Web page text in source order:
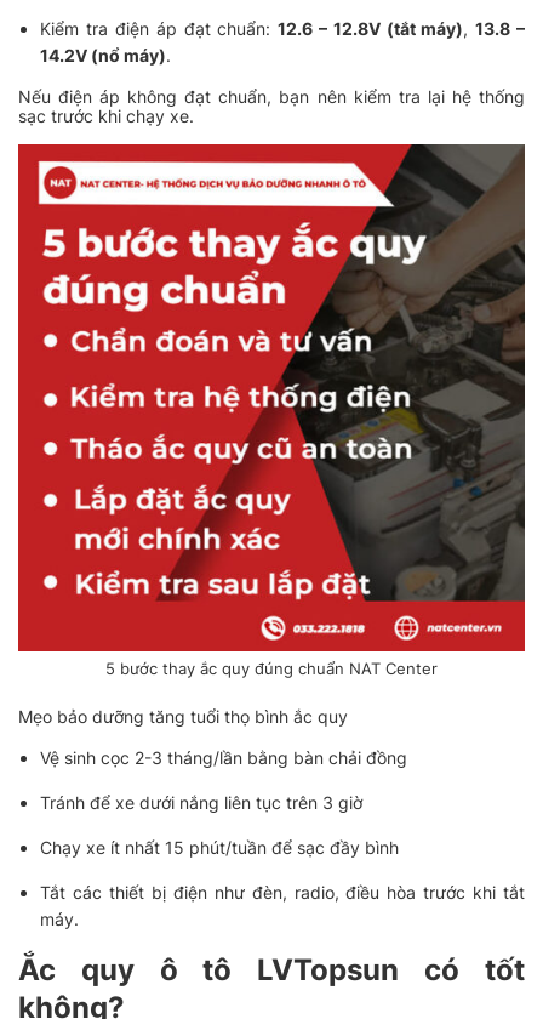
Kiểm tra điện áp đạt chuẩn:12.6 – 12.8V (tắt máy),13.8 –
14.2V (nổ máy).
Nếu điện áp không đạt chuẩn, bạn nên kiểm tra lại hệ thống
sạc trước khi chạy xe.
5 bước thay ắc quy đúng chuẩn NAT Center
Mẹo bảo dưỡng tăng tuổi thọ bình ắc quy
Vệ sinh cọc 2-3 tháng/lần bằng bàn chải đồng
Tránh để xe dưới nắng liên tục trên 3 giờ
Chạy xe ít nhất 15 phút/tuần để sạc đầy bình
Tắt các thiết bị điện như đèn, radio, điều hòa trước khi tắt
máy.
Ắc quy ô tô LVTopsun có tốt
không?